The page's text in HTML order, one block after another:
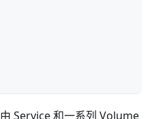
Service 和一系列 Volume